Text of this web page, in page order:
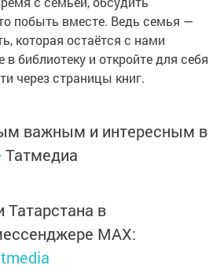
побыть вместе. Ведь семья —
которая остаётся с нами
в библиотеку и откройте для себя
через страницы книг.
важным и интересным в
Татмедиа
Татарстана в
MАХ: